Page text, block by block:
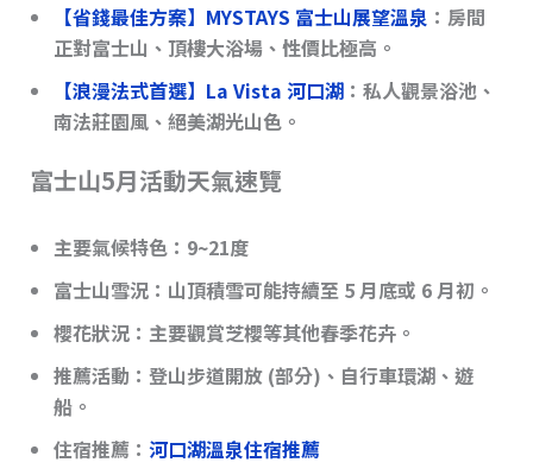
【省錢最佳方案】MYSTAYS 富士山展望溫泉 ：房間
正對富士山、頂樓大浴場、性價比極高。
【浪漫法式首選】La Vista 河口湖：私人觀景浴池、
南法莊園風、絕美湖光山色。
富士山5月活動天氣速覽
主要氣候特色：9~21度
富士山雪況：山頂積雪可能持續至 5 月底或 6 月初。
櫻花狀況：主要觀賞芝櫻等其他春季花卉。
推薦活動 ：登山步道開放 (部分)、自行車環湖、遊
船。
住宿推薦： 河口湖溫泉住宿推薦